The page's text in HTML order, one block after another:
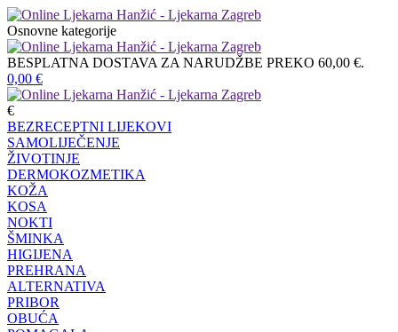
Osnovne kategorije
BESPLATNA DOSTAVA ZA NARUDŽBE PREKO 60,00 €.
0,00 €
€
BEZRECEPTNI LIJEKOVI
SAMOLIJEČENJE
ŽIVOTINJE
DERMOKOZMETIKA
KOŽA
KOSA
NOKTI
ŠMINKA
HIGIJENA
PREHRANA
ALTERNATIVA
PRIBOR
OBUĆA